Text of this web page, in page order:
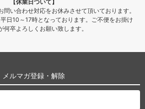
【休業日ついて】
い合わせ対応をお休みさせて頂いております。
日10～17時となっております。ご不便をお掛け
何卒よろしくお願い致します。
メルマガ登録・解除